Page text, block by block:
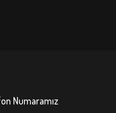
Numaramız